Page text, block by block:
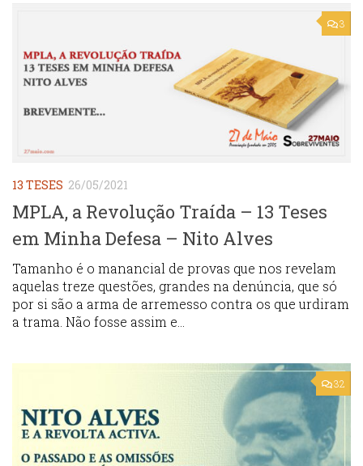
3
13 TESES 26/05/2021
MPLA, a Revolução Traída – 13 Teses
em Minha Defesa – Nito Alves
Tamanho é o manancial de provas que nos revelam
aquelas treze questões, grandes na denúncia, que só
por si são a arma de arremesso contra os que urdiram
a trama. Não fosse assim e...
32